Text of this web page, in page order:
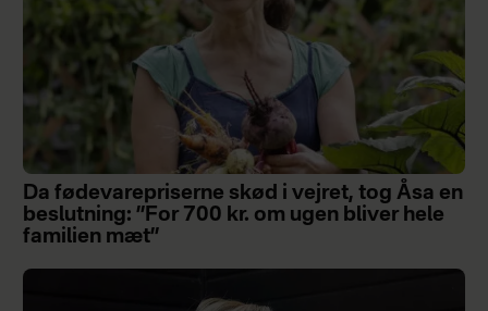
Da fødevarepriserne skød i vejret, tog Åsa en
beslutning: ”For 700 kr. om ugen bliver hele
familien mæt”